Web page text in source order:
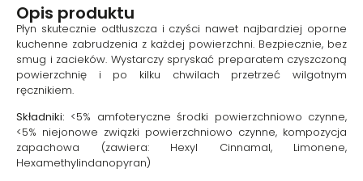
uciążliwych plam i brudu bez
drażniącego, chemicznego
zapachu. Produkt pachnie
owocowym aromatem mango i
brzoskwini, dzięki czemu prace
kuchenne staną się
przyjemniejsze.
Opis produktu
Płyn skutecznie odtłuszcza i czyści nawet najbardziej oporne
kuchenne zabrudzenia z każdej powierzchni. Bezpiecznie, bez
smug i zacieków. Wystarczy spryskać preparatem czyszczoną
powierzchnię i po kilku chwilach przetrzeć wilgotnym
ręcznikiem.
Składniki: <5% amfoteryczne środki powierzchniowo czynne,
<5% niejonowe związki powierzchniowo czynne, kompozycja
zapachowa (zawiera: Hexyl Cinnamal, Limonene,
Hexamethylindanopyran)